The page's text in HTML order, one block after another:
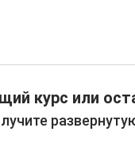
курс или